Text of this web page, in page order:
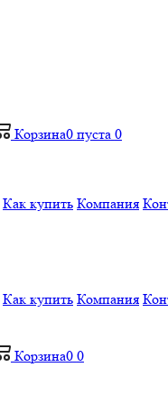
Корзина0 пуста 0
Как купить Компания
Как купить Компания
Корзина0 0